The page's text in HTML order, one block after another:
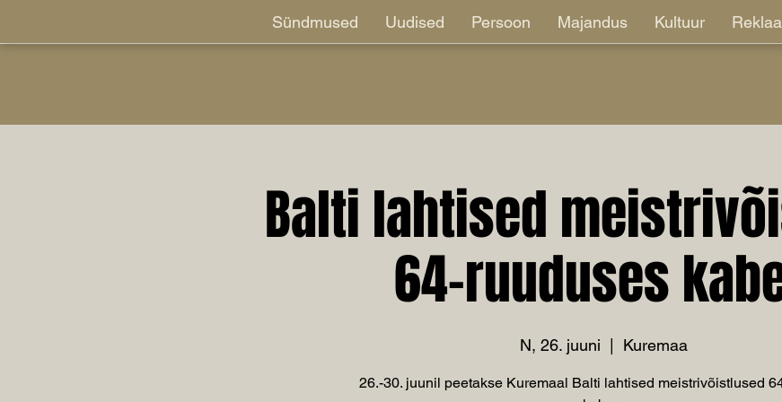
Sündmused Uudised Persoon Majandus Kultuur
Balti lahtised
64-ruuduses
N, 26. juuni Kuremaa
26.-30. juunil peetakse Kuremaal Balti lahtised meistrivõistlused